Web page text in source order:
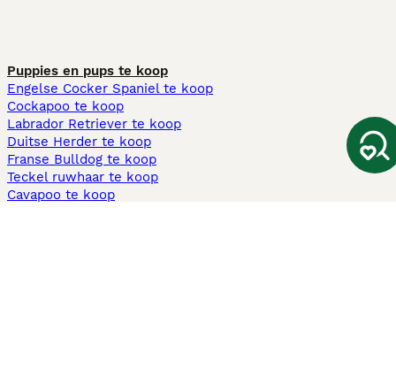
Puppies en pups te koop
Engelse Cocker Spaniel te koop
Cockapoo te koop
Labrador Retriever te koop
Duitse Herder te koop
Franse Bulldog te koop
Teckel ruwhaar te koop
Cavapoo te koop